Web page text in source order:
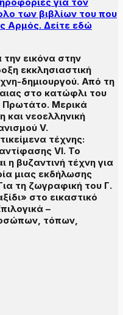
των βιβλίων του που
Αρμός. Δείτε εδώ
την εικόνα στην
εκκλησιαστική
δημιουργού. Από τη
στο κατώφλι του
Πρωτάτο. Μερικά
και νεοελληνική
V.
τέχνης:
VI. Το
η βυζαντινή τέχνη για
μιας εκδήλωσης
τη ζωγραφική του Γ.
στο εικαστικό
–
τόπων,